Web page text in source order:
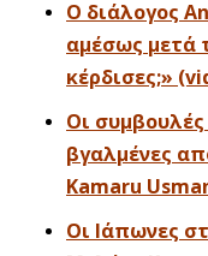
Ο διάλογος
αμέσως μετά
κέρδισες;»
Οι
βγαλμένες
Kamaru
Οι Ιάπωνες